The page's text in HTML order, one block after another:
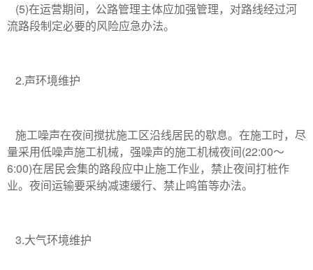
(5)在运营期间，公路管理主体应加强管理，对路线经过河
流路段制定必要的风险应急办法。
2.声环境维护
施工噪声在夜间搅扰施工区沿线居民的歇息。在施工时，尽
量采用低噪声施工机械，强噪声的施工机械夜间(22:00～
6:00)在居民会集的路段应中止施工作业，禁止夜间打桩作
业。夜间运输要采纳减速缓行、禁止鸣笛等办法。
3.大气环境维护